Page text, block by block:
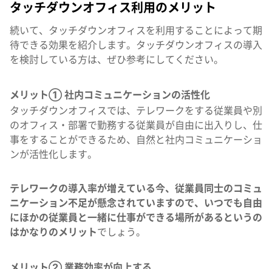
タッチダウンオフィス利用のメリット
続いて、タッチダウンオフィスを利用することによって期
待できる効果を紹介します。タッチダウンオフィスの導入
を検討している方は、ぜひ参考にしてください。
メリット① 社内コミュニケーションの活性化
タッチダウンオフィスでは、テレワークをする従業員や別
のオフィス・部署で勤務する従業員が自由に出入りし、仕
事をすることができるため、自然と社内コミュニケーショ
ンが活性化します。
テレワークの導入率が増えている今、従業員同士のコミュ
ニケーション不足が懸念されていますので、いつでも自由
にほかの従業員と一緒に仕事ができる場所があるというの
はかなりのメリットでしょう。